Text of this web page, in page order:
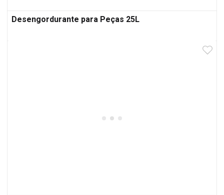
Desengordurante para Peças 25L